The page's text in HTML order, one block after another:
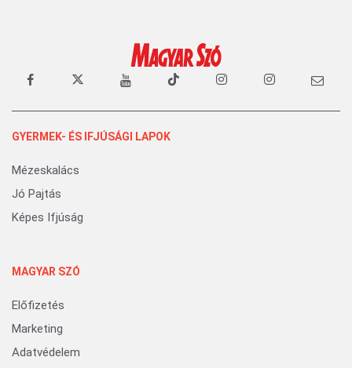
GYERMEK- ÉS IFJÚSÁGI LAPOK
Mézeskalács
Jó Pajtás
Képes Ifjúság
MAGYAR SZÓ
Előfizetés
Marketing
Adatvédelem